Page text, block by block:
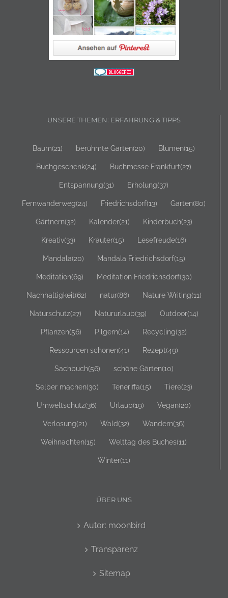
Baum(21) berühmte Gärten(20) Blumen
Entspannung(31) Erholung (37)
Fernwanderweg(24) Friedrichsdorf(13) Garten
Gärtnern(32) Kalender (21) Kinderbuch
Kreativ(33) Kräuter(15) Lesefreude(16)
Mandala(20) Mandala Friedrichsdorf(15)
Meditation(69) Meditation Friedrichsdorf(30)
Nachhaltigkeit(62) natur(86) Nature Writing
Naturschutz (27) Natururlaub(39) Outdoor(14)
Pflanzen(56) Pilgern(14) Recycling (32)
Ressourcen schonen(41) Rezept(49)
Sachbuch (56) schöne Gärten(10)
Selber machen (30) Teneriffa (15) Tiere
Umweltschutz (36) Urlaub(19) Vegan
Verlosung (21) Wald(32) Wandern(36)
Weihnachten(15) Welttag des Buches (11)
Winter(11)